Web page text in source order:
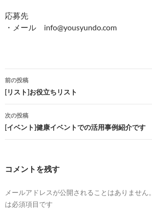
応募先
・メール info@yousyundo.com
投
稿
ナ
ビ
ョ
前の投稿
[リスト]お役立ちリスト
次の投稿
[イベント]健康イベントでの活用事例紹介です
コメントを残す
メールアドレスが公開されることはありません。
は必須項目です